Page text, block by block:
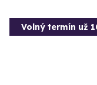
Volný termín už